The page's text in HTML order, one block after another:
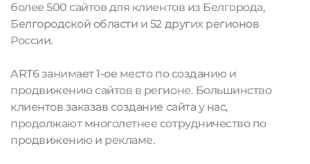
более 500 сайтов для клиентов из Белгорода,
Белгородской области и 52 других регионов
России.
ART6 занимает 1-ое место по созданию и
продвижению сайтов в регионе. Большинство
клиентов заказав создание сайта у нас,
продолжают многолетнее сотрудничество по
продвижению и рекламе.